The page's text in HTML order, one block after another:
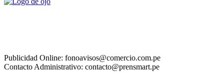
Publicidad Online: fonoavisos@comercio.com.pe
Contacto Administrativo: contacto@prensmart.pe